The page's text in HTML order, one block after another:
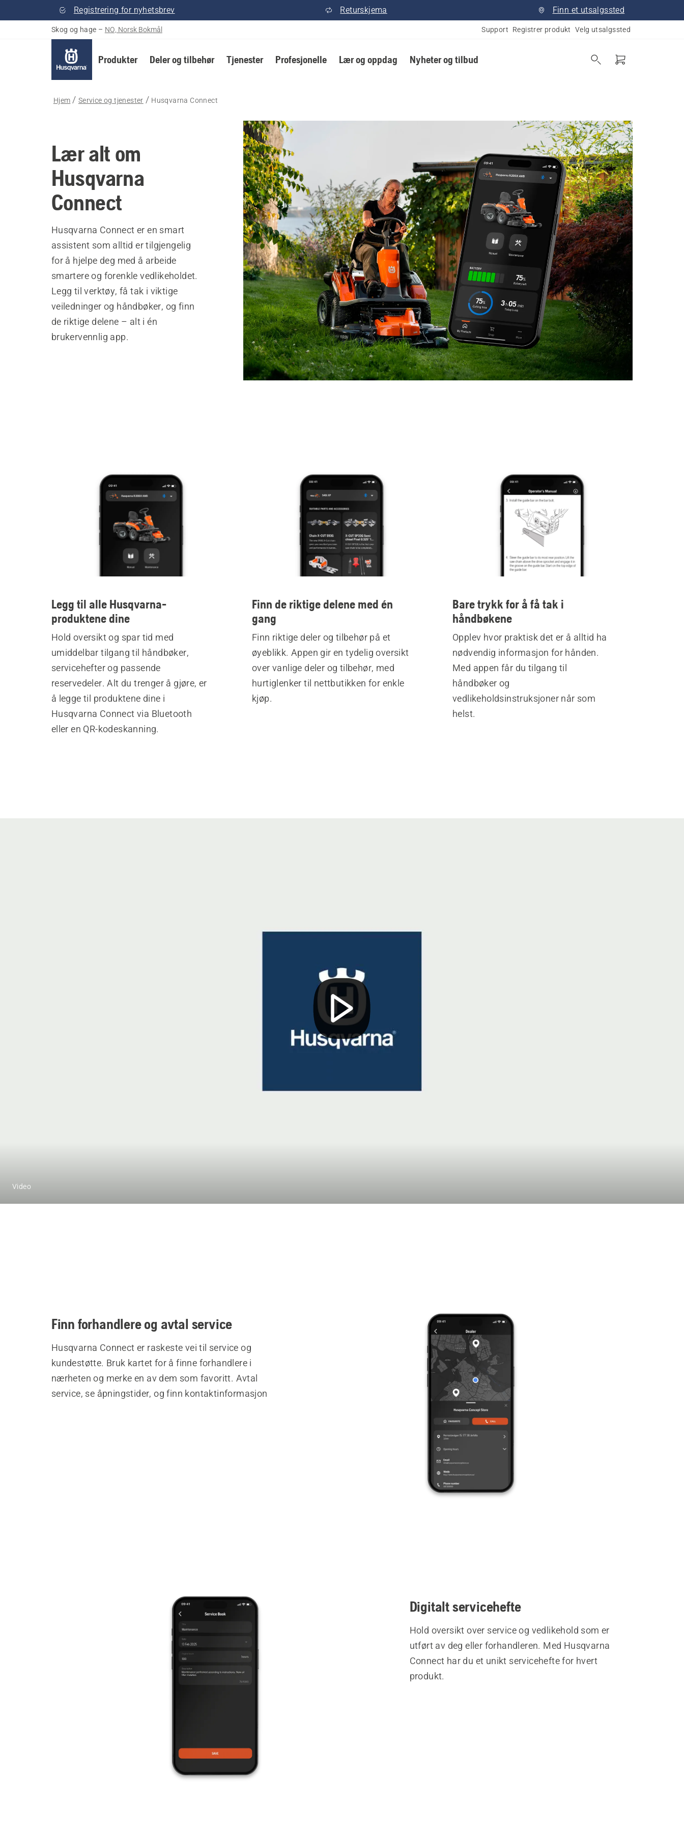
Registrering for nyhetsbrev Returskjema Finn et utsalgssted
Skog og hage – NO, Norsk Bokmål Support Registrer produkt Velg utsalgssted
Produkter Deler og tilbehør Tjenester Profesjonelle Lær og oppdag Nyheter og tilbud
Hjem Service og tjenester Husqvarna Connect
Lær alt om
Husqvarna
Connect
Husqvarna Connect er en smart
assistent som alltid er tilgjengelig
for å hjelpe deg med å arbeide
smartere og forenkle vedlikeholdet.
Legg til verktøy, få tak i viktige
veiledninger og håndbøker, og finn
de riktige delene – alt i én
brukervennlig app.
Legg til alle Husqvarna-
produktene dine
Hold oversikt og spar tid med
umiddelbar tilgang til håndbøker,
servicehefter og passende
reservedeler. Alt du trenger å gjøre, er
å legge til produktene dine i
Husqvarna Connect via Bluetooth
eller en QR-kodeskanning.
Finn de riktige delene med én
gang
Finn riktige deler og tilbehør på et
øyeblikk. Appen gir en tydelig oversikt
over vanlige deler og tilbehør, med
hurtiglenker til nettbutikken for enkle
kjøp.
Bare trykk for å få tak i
håndbøkene
Opplev hvor praktisk det er å alltid ha
nødvendig informasjon for hånden.
Med appen får du tilgang til
håndbøker og
vedlikeholdsinstruksjoner når som
helst.
Video
Finn forhandlere og avtal service
Husqvarna Connect er raskeste vei til service og
kundestøtte. Bruk kartet for å finne forhandlere i
nærheten og merke en av dem som favoritt. Avtal
service, se åpningstider, og finn kontaktinformasjon
Digitalt servicehefte
Hold oversikt over service og vedlikehold som er
utført av deg eller forhandleren. Med Husqvarna
Connect har du et unikt servicehefte for hvert
produkt.